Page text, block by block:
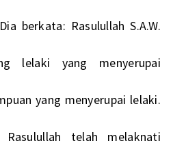
berkata: Rasulullah S.A.W.
lelaki yang menyerupai
yang menyerupai lelaki.
telah melaknati